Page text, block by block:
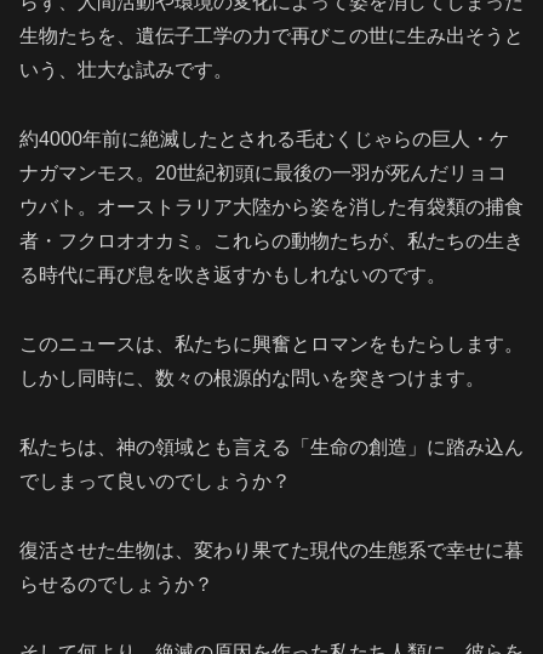
生物たちを、遺伝子工学の力で再びこの世に生み出そうと
いう、壮大な試みです。
約4000年前に絶滅したとされる毛むくじゃらの巨人・ケ
ナガマンモス。20世紀初頭に最後の一羽が死んだリョコ
ウバト。オーストラリア大陸から姿を消した有袋類の捕食
者・フクロオオカミ。これらの動物たちが、私たちの生き
る時代に再び息を吹き返すかもしれないのです。
このニュースは、私たちに興奮とロマンをもたらします。
しかし同時に、数々の根源的な問いを突きつけます。
私たちは、神の領域とも言える「生命の創造」に踏み込ん
でしまって良いのでしょうか？
復活させた生物は、変わり果てた現代の生態系で幸せに暮
らせるのでしょうか？